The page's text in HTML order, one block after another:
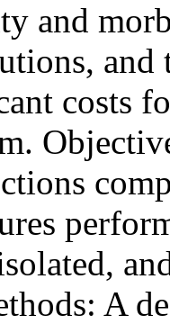
and
costs
A